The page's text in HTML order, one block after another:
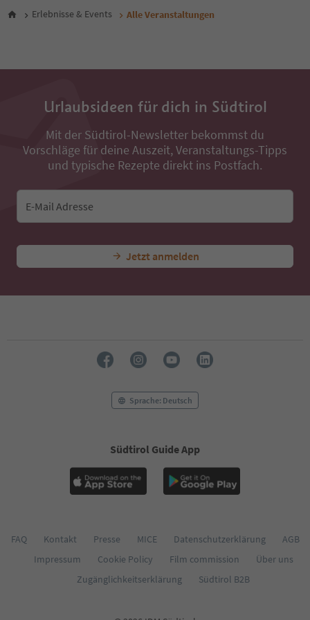
Erlebnisse & Events Alle Veranstaltungen
Urlaubsideen für dich in Südtirol
Mit der Südtirol-Newsletter bekommst du
Vorschläge für deine Auszeit, Veranstaltungs-Tipps
und typische Rezepte direkt ins Postfach.
E-Mail Adresse
Jetzt anmelden
Sprache: Deutsch
Südtirol Guide App
FAQ Kontakt Presse MICE Datenschutzerklärung
AGB
Impressum
Cookie Policy Film commission
Über uns
Zugänglichkeitserklärung
Südtirol B2B